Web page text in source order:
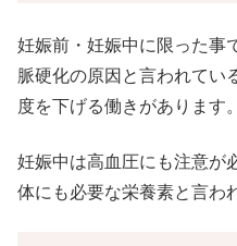
妊娠前・妊娠中に限った事
脈硬化の原因と言われてい
度を下げる働きがあります。
妊娠中は高血圧にも注意が
体にも必要な栄養素と言わ